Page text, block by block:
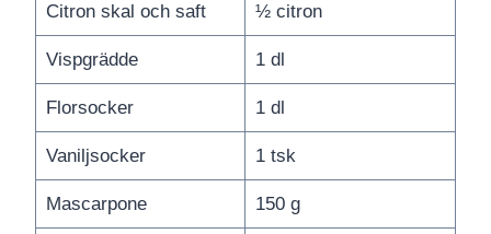
Citron skal och saft ½ citron
Vispgrädde 1 dl
Florsocker 1 dl
Vaniljsocker 1 tsk
Mascarpone 150 g